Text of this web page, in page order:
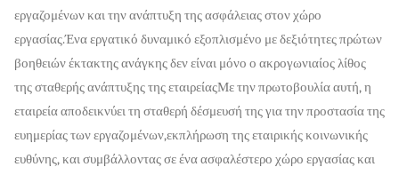
εργαζομένων και την ανάπτυξη της ασφάλειας στον χώρο
εργασίας.Ένα εργατικό δυναμικό εξοπλισμένο με δεξιότητες πρώτων
βοηθειών έκτακτης ανάγκης δεν είναι μόνο ο ακρογωνιαίος λίθος
της σταθερής ανάπτυξης της εταιρείαςΜε την πρωτοβουλία αυτή, η
εταιρεία αποδεικνύει τη σταθερή δέσμευσή της για την προστασία της
ευημερίας των εργαζομένων,εκπλήρωση της εταιρικής κοινωνικής
ευθύνης, και συμβάλλοντας σε ένα ασφαλέστερο χώρο εργασίας και